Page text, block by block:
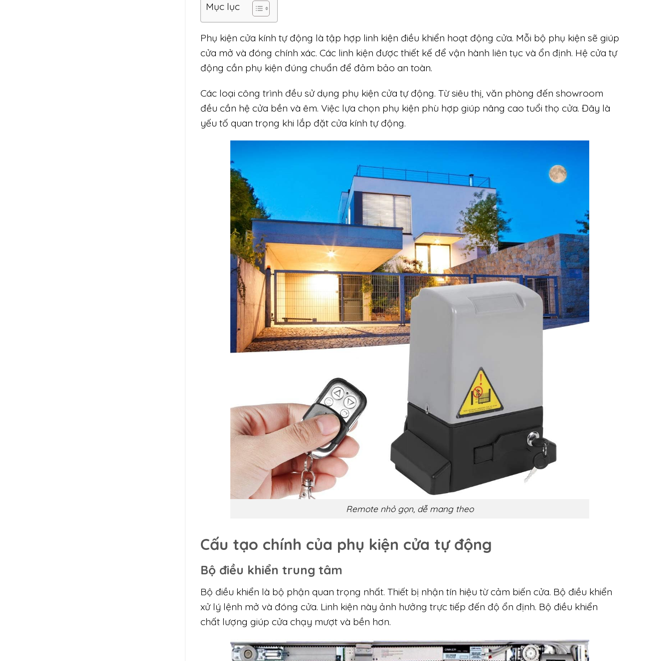
Mục lục
Phụ kiện cửa kính tự động là tập hợp linh kiện điều khiển hoạt động cửa. Mỗi bộ phụ kiện sẽ giúp
cửa mở và đóng chính xác. Các linh kiện được thiết kế để vận hành liên tục và ổn định. Hệ cửa tự
động cần phụ kiện đúng chuẩn để đảm bảo an toàn.
Các loại công trình đều sử dụng phụ kiện cửa tự động. Từ siêu thị, văn phòng đến showroom
đều cần hệ cửa bền và êm. Việc lựa chọn phụ kiện phù hợp giúp nâng cao tuổi thọ cửa. Đây là
yếu tố quan trọng khi lắp đặt cửa kính tự động.
Remote nhỏ gọn, dễ mang theo
Cấu tạo chính của phụ kiện cửa tự động
Bộ điều khiển trung tâm
Bộ điều khiển là bộ phận quan trọng nhất. Thiết bị nhận tín hiệu từ cảm biến cửa. Bộ điều khiển
xử lý lệnh mở và đóng cửa. Linh kiện này ảnh hưởng trực tiếp đến độ ổn định. Bộ điều khiển
chất lượng giúp cửa chạy mượt và bền hơn.